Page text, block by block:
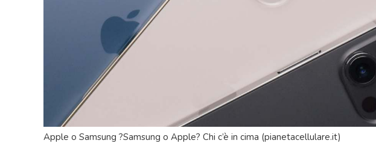
Apple o Samsung ?Samsung o Apple? Chi c’è in cima (pianetacellulare.it)